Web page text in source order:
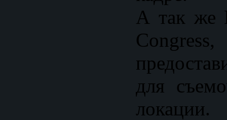
А так же
для
локации.